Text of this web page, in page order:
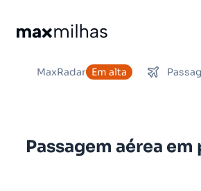
MaxRadar Em alta
MaxRadar Em alta
Passagem aérea